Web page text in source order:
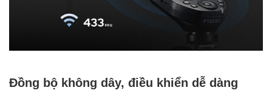
Đồng bộ không dây, điều khiển dễ dàng